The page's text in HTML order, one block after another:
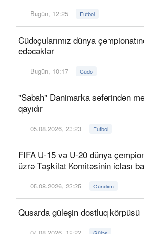
Bugün, 12:25 Futbol
Cüdoçularımız dünya
edəcəklər
Bugün, 10:17 Cüdo
"Sabah" Danimarka səfərindən
qayıdır
05.08.2026, 23:23 Futbol
FIFA U-15 və U-20 dünya
üzrə Təşkilat Komitəsinin iclası
05.08.2026, 22:25 Gündəm
Qusarda güləşin dostluq körpüsü
Güləş